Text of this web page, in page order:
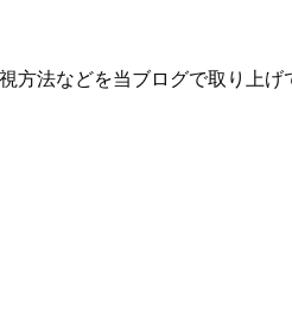
法などを当ブログで取り上